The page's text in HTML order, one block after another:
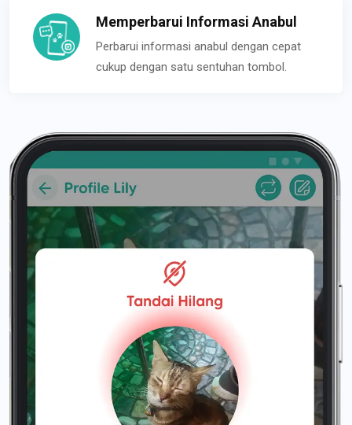
Memperbarui Informasi Anabul
Perbarui informasi anabul dengan cepat
cukup dengan satu sentuhan tombol.